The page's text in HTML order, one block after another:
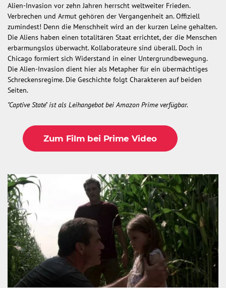
Alien-Invasion vor zehn Jahren herrscht weltweiter Frieden.
Verbrechen und Armut gehören der Vergangenheit an. Offiziell
zumindest! Denn die Menschheit wird an der kurzen Leine gehalten.
Die Aliens haben einen totalitären Staat errichtet, der die Menschen
erbarmungslos überwacht. Kollaborateure sind überall. Doch in
Chicago formiert sich Widerstand in einer Untergrundbewegung.
Die Alien-Invasion dient hier als Metapher für ein übermächtiges
Schreckensregime. Die Geschichte folgt Charakteren auf beiden
Seiten.
"Captive State" ist als Leihangebot bei Amazon Prime verfügbar.
Zum Film bei Prime Video